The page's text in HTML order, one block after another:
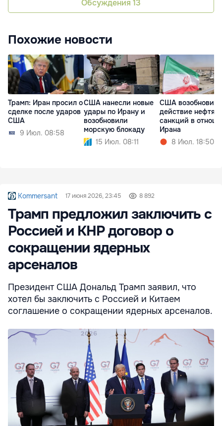
Обсуждения 13
Похожие новости
Трамп: Иран просил о
сделке после ударов
США
9 Июл. 08:58
США нанесли новые
удары по Ирану и
возобновили
морскую блокаду
15 Июл. 08:11
США возобновили
действие
санкций в
Ирана
8 Июл. 18:50
Kommersant 17 июня 2026, 23:45 8 892
Трамп предложил заключить с
Россией и КНР договор о
сокращении ядерных
арсеналов
Президент США Дональд Трамп заявил, что
хотел бы заключить с Россией и Китаем
соглашение о сокращении ядерных арсеналов.